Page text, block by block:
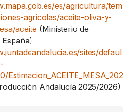
es/agricultura/tem
agricolas/aceite-oliva-y-
aceite (Ministerio de
sites/defaul
Estimacion_ACEITE_MESA_202
Andalucía 2025/2026)